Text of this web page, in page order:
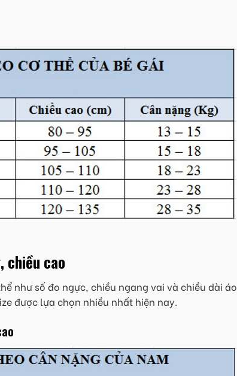
chiều cao
như số đo ngực, chiều ngang vai và chiều dài
được lựa chọn nhiều nhất hiện nay.